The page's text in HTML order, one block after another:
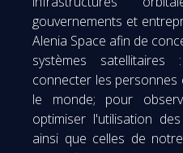
gouvernements et
Alenia Space afin de
systèmes
connecter les
le monde; pour
optimiser l'utilisation
ainsi que celles de